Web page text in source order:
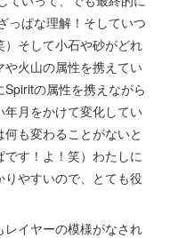
っぱな理解！そしていつ
そして小石や砂がどれ
火山の属性を携えてい
の属性を携えながら
月をかけて変化してい
も変わることがないと
す！よ！笑）わたしに
やすいので、とても役
イヤーの模様がなされ